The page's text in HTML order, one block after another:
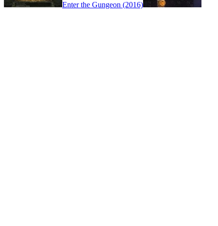
Enter the Gungeon (2016)